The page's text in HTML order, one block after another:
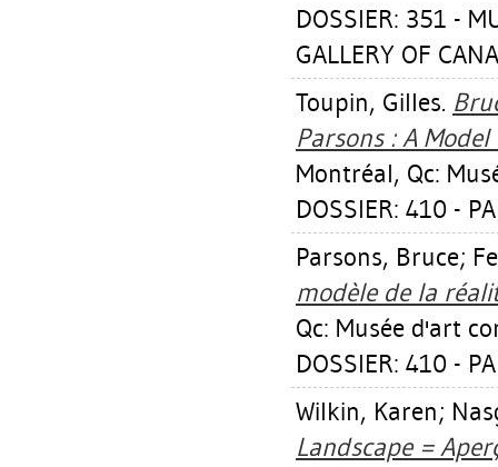
DOSSIER: 351 -
GALLERY OF
Toupin, Gilles.
Parsons : A Model
Montréal, Qc:
DOSSIER: 410 -
Parsons, Bruce;
modèle de la
Qc: Musée d'art
DOSSIER: 410 -
Wilkin, Karen;
Landscape =